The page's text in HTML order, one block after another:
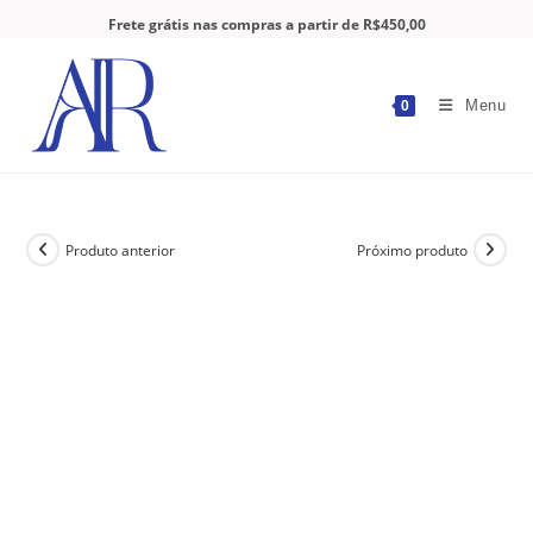
Frete grátis nas compras a partir de R$450,00
0 Menu
Produto anterior Próximo produto